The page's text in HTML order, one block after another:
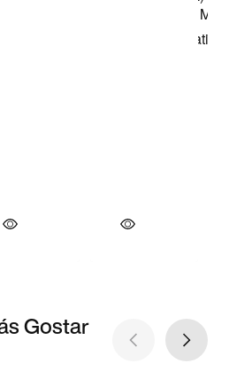
Gostar